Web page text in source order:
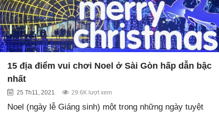
15 địa điểm vui chơi Noel ở Sài Gòn hấp dẫn bậc
nhất
25 Th11, 2021 29.6K lượt xem
Noel (ngày lễ Giáng sinh) một trong những ngày tuyệt